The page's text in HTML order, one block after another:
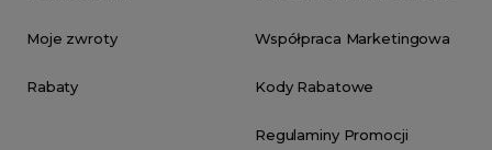
Moje zwroty
Rabaty
Współpraca Marketingowa
Kody Rabatowe
Regulaminy Promocji